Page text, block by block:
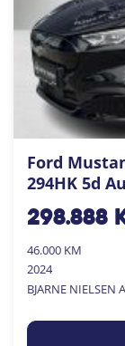
Ford
294HK 5d
298.888
46.000 KM
2024
BJARNE NIELSEN